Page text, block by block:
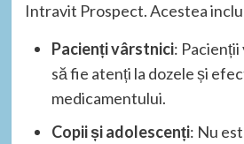
Intravit Prospect. Acestea
Pacienți vârstnici:
să fie atenți la dozele și
medicamentului.
Copii și adolescenți: Nu